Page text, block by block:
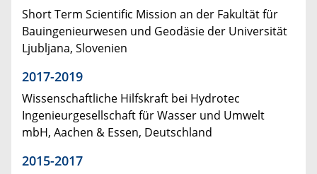
Short Term Scientific Mission an der Fakultät für
Bauingenieurwesen und Geodäsie der Universität
Ljubljana, Slovenien
2017-2019
Wissenschaftliche Hilfskraft bei Hydrotec
Ingenieurgesellschaft für Wasser und Umwelt
mbH, Aachen & Essen, Deutschland
2015-2017